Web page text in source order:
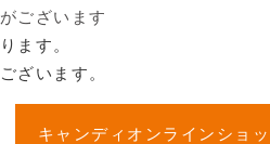
ございます
ます。
ざいます。
キャンディオンラインショ